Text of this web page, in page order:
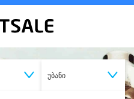
უბანი